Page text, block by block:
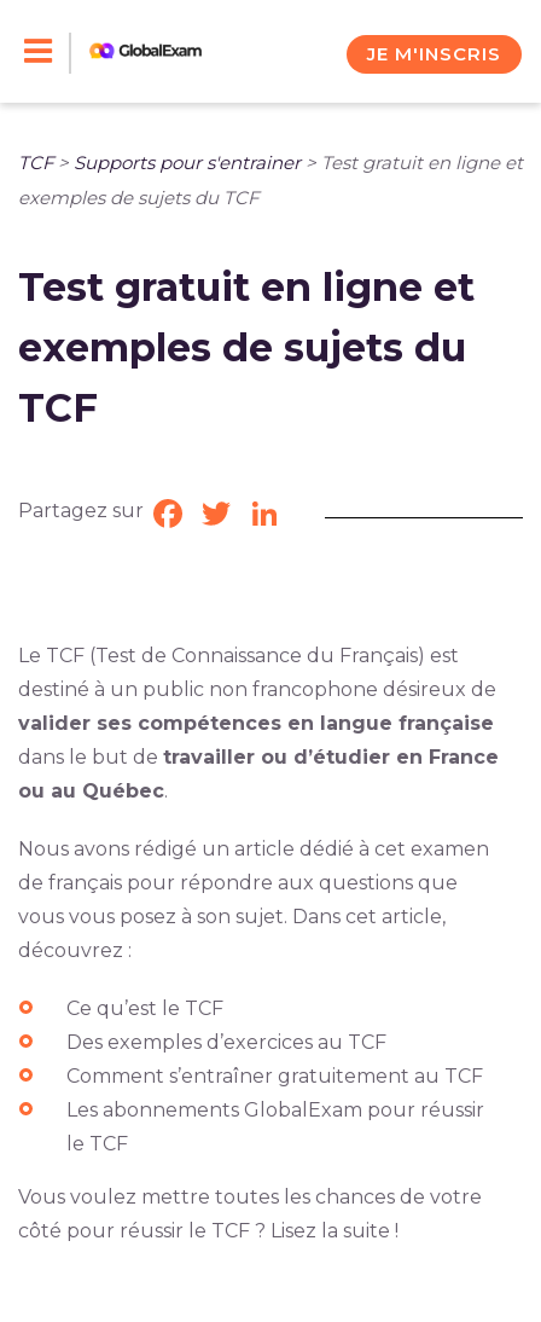
JE M'INSCRIS
TCF> Supports pour s'entrainer> Test gratuit en ligne et
exemples de sujets du TCF
Test gratuit en ligne et
exemples de sujets du
TCF
Partagez sur Facebook
TwitterLinkedIn
Le TCF (Test de Connaissance du Français) est
destiné à un public non francophone désireux de
valider ses compétences en langue française
dans le but de travailler ou d’étudier en France
ou au Québec.
Nous avons rédigé un article dédié à cet examen
de français pour répondre aux questions que
vous vous posez à son sujet. Dans cet article,
découvrez :
Ce qu’est le TCF
Des exemples d’exercices au TCF
Comment s’entraîner gratuitement au TCF
Les abonnements GlobalExam pour réussir
le TCF
Vous voulez mettre toutes les chances de votre
côté pour réussir le TCF ? Lisez la suite !